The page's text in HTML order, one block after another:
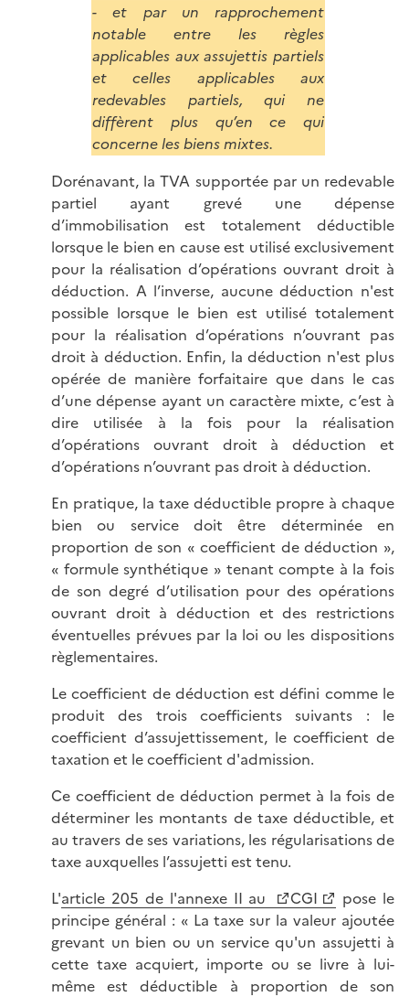
- et par un rapprochement
notable entre les règles
applicables aux assujettis partiels
et celles applicables aux
redevables partiels, qui ne
diffèrent plus qu’en ce qui
concerne les biens mixtes.
Dorénavant, la TVA supportée par un redevable
partiel ayant grevé une dépense
d’immobilisation est totalement déductible
lorsque le bien en cause est utilisé exclusivement
pour la réalisation d’opérations ouvrant droit à
déduction. A l’inverse, aucune déduction n'est
possible lorsque le bien est utilisé totalement
pour la réalisation d’opérations n’ouvrant pas
droit à déduction. Enfin, la déduction n'est plus
opérée de manière forfaitaire que dans le cas
d’une dépense ayant un caractère mixte, c’est à
dire utilisée à la fois pour la réalisation
d’opérations ouvrant droit à déduction et
d’opérations n’ouvrant pas droit à déduction.
En pratique, la taxe déductible propre à chaque
bien ou service doit être déterminée en
proportion de son « coefficient de déduction »,
« formule synthétique » tenant compte à la fois
de son degré d’utilisation pour des opérations
ouvrant droit à déduction et des restrictions
éventuelles prévues par la loi ou les dispositions
règlementaires.
Le coefficient de déduction est défini comme le
produit des trois coefficients suivants : le
coefficient d’assujettissement, le coefficient de
taxation et le coefficient d'admission.
Ce coefficient de déduction permet à la fois de
déterminer les montants de taxe déductible, et
au travers de ses variations, les régularisations de
taxe auxquelles l’assujetti est tenu.
L'article 205 de l'annexe II au CGI
pose le
principe général : « La taxe sur la valeur ajoutée
grevant un bien ou un service qu'un assujetti à
cette taxe acquiert, importe ou se livre à lui-
même est déductible à proportion de son